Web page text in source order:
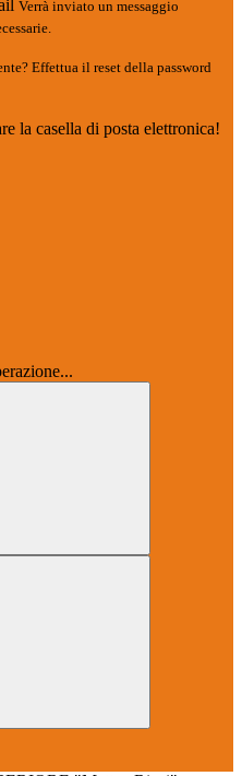
Verrà inviato un messaggio
Effettua il reset della password
la casella di posta elettronica!